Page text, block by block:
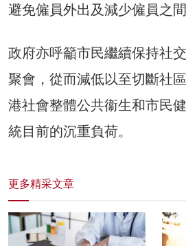
避免僱員外出及減少僱員之間
政府亦呼籲市民繼續保持社
聚會，從而減低以至切斷社
港社會整體公共衞生和市民
統目前的沉重負荷。
更多精采文章